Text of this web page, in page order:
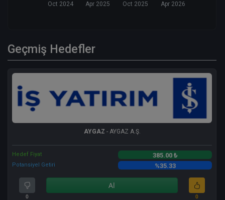
Oct 2024 Apr 2025 Oct 2025 Apr 2026
Geçmiş Hedefler
AYGAZ - AYGAZ A.Ş.
Hedef Fiyat 385.00 ₺
Potansiyel Getiri %35.33
0
Al
0